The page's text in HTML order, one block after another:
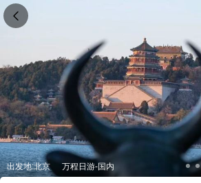
出发地:北京 万程日游-国内
